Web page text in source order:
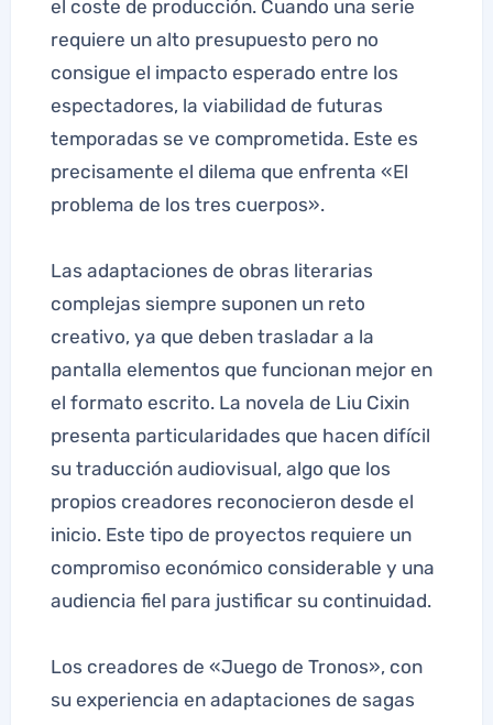
el coste de producción. Cuando una serie
requiere un alto presupuesto pero no
consigue el impacto esperado entre los
espectadores, la viabilidad de futuras
temporadas se ve comprometida. Este es
precisamente el dilema que enfrenta «El
problema de los tres cuerpos».
Las adaptaciones de obras literarias
complejas siempre suponen un reto
creativo, ya que deben trasladar a la
pantalla elementos que funcionan mejor en
el formato escrito. La novela de Liu Cixin
presenta particularidades que hacen difícil
su traducción audiovisual, algo que los
propios creadores reconocieron desde el
inicio. Este tipo de proyectos requiere un
compromiso económico considerable y una
audiencia fiel para justificar su continuidad.
Los creadores de «Juego de Tronos», con
su experiencia en adaptaciones de sagas